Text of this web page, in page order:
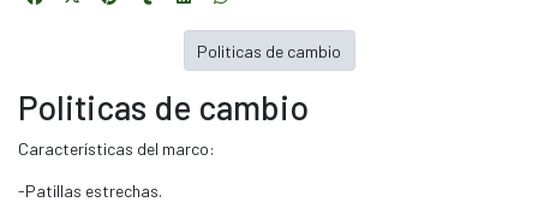
Politicas de cambio
Características del marco:
-Patillas estrechas.
Politicas de cambio